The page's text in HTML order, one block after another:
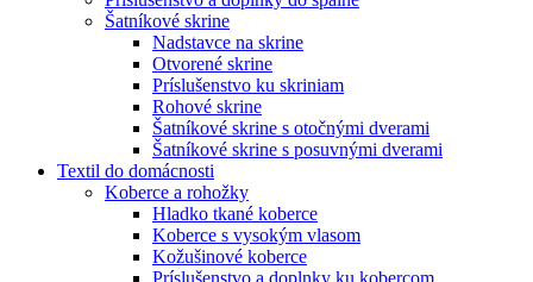
Šatníkové skrine
Nadstavce na skrine
Otvorené skrine
Príslušenstvo ku skriniam
Rohové skrine
Šatníkové skrine s otočnými dverami
Šatníkové skrine s posuvnými dverami
Textil do domácnosti
Koberce a rohožky
Hladko tkané koberce
Koberce s vysokým vlasom
Kožušinové koberce
Príslušenstvo a doplnky ku kobercom